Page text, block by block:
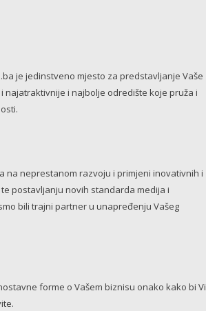
je jedinstveno mjesto za predstavljanje Vaše
najatraktivnije i najbolje odredište koje pruža i
na neprestanom razvoju i primjeni inovativnih i
postavljanju novih standarda medija i
bili trajni partner u unapređenju Vašeg
forme o Vašem biznisu onako kako bi Vi